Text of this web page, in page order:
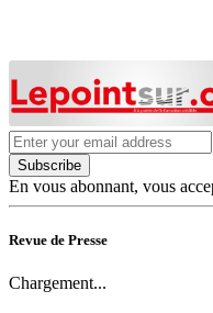
Subscribe
En vous abonnant, vous
Revue de Presse
Chargement...